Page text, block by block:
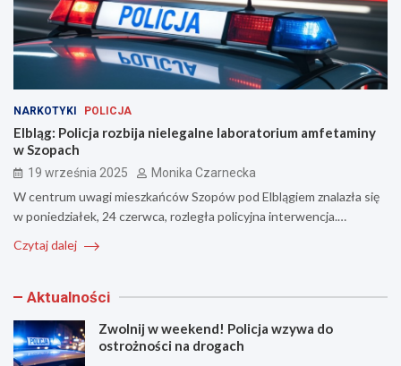
NARKOTYKI POLICJA
Elbląg: Policja rozbija nielegalne laboratorium amfetaminy
w Szopach
19 września 2025 Monika Czarnecka
W centrum uwagi mieszkańców Szopów pod Elblągiem znalazła się
w poniedziałek, 24 czerwca, rozległa policyjna interwencja.…
Czytaj dalej
Aktualności
Zwolnij w weekend! Policja wzywa do
ostrożności na drogach